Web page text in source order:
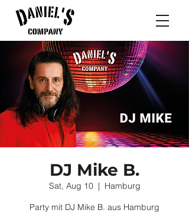
DJ Mike B.
Sat, Aug 10
  |
Hamburg
Party mit DJ Mike B. aus Hamburg